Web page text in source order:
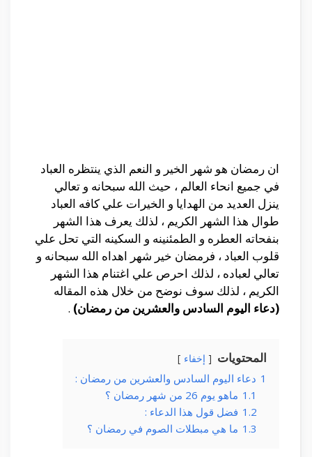
ان رمضان هو شهر الخير و النعم الذي ينتظره العباد
في جميع انحاء العالم ، حيث الله سبحانه و تعالي
ينزل العديد من الهدايا و الخيرات علي كافه العباد
طوال هذا الشهر الكريم ، لذلك يعرف هذا الشهر
بنفحاته العطره و الطمئنينه و السكينه التي تحل علي
قلوب العباد ، فرمضان خير شهر اهداه الله سبحانه و
تعالي لعباده ، لذلك احرص علي اغتنام هذا الشهر
الكريم ، لذلك سوف نوضح من خلال هذه المقاله
(دعاء اليوم السادس والعشرين من رمضان) .
المحتويات إخفاء
1 دعاء اليوم السادس والعشرين من رمضان :
1.1 ماهو يوم 26 من شهر رمضان ؟
1.2 فضل قول هذا الدعاء :
1.3 ما هي مبطلات الصوم في رمضان ؟